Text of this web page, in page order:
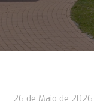
26 de Maio de 2026